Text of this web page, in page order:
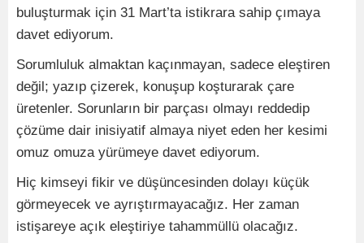
buluşturmak için 31 Mart’ta istikrara sahip çımaya
davet ediyorum.
Sorumluluk almaktan kaçınmayan, sadece eleştiren
değil; yazıp çizerek, konuşup koşturarak çare
üretenler. Sorunların bir parçası olmayı reddedip
çözüme dair inisiyatif almaya niyet eden her kesimi
omuz omuza yürümeye davet ediyorum.
Hiç kimseyi fikir ve düşüncesinden dolayı küçük
görmeyecek ve ayrıştırmayacağız. Her zaman
istişareye açık eleştiriye tahammüllü olacağız.